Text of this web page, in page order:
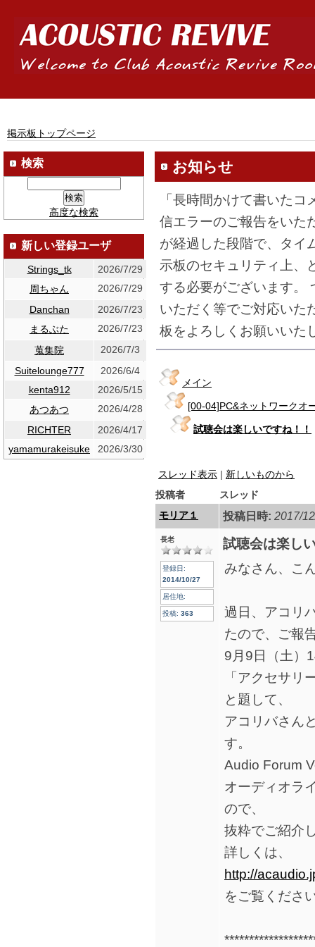
掲示板トップページ
お知らせ
「長時間かけて書いた
信エラーのご報告をいた
が経過した段階で、タイ
示板のセキュリティ上、
する必要がございます。
いただく等でご対応いた
板をよろしくお願いいた
メイン
[00-04]PC&ネットワークオ
試聴会は楽しいですね！！
スレッド表示 | 新しいものから
投稿者
スレッド
モリア１
投稿日時: 2017/
長老
登録日:
2014/10/27
居住地:
投稿: 363
試聴会は楽し
みなさん、こ
過日、アコリ
たので、ご報
9月9日（土）
「アクセサリ
と題して、
アコリバさん
す。
Audio Forum
オーディオラ
ので、
抜粋でご紹介
詳しくは、
http://
をご覧くださ
検索
高度な検索
新しい登録ユーザ
Strings_tk
2026/7/29
周ちゃん
2026/7/29
Danchan
2026/7/23
まるぶた
2026/7/23
蒐集院
2026/7/3
Suitelounge777
2026/6/4
kenta912
2026/5/15
あつあつ
2026/4/28
RICHTER
2026/4/17
yamamurakeisuke
2026/3/30